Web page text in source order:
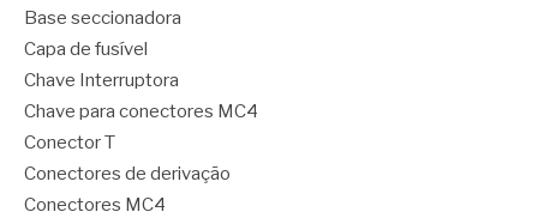
Base seccionadora
Capa de fusível
Chave Interruptora
Chave para conectores MC4
Conector T
Conectores de derivação
Conectores MC4